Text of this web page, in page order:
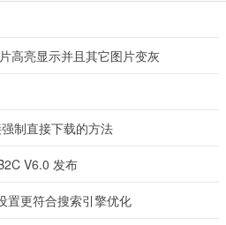
可解锁更高级建筑。
。
配资源、管理居民就业、规划设施，
行。
地势及突发事件等，决策影响小镇未
还能社区互动分享创意。
高亮显示并且其它图片变灰
制直接下载的方法
V6.0 发布
置更符合搜索引擎优化